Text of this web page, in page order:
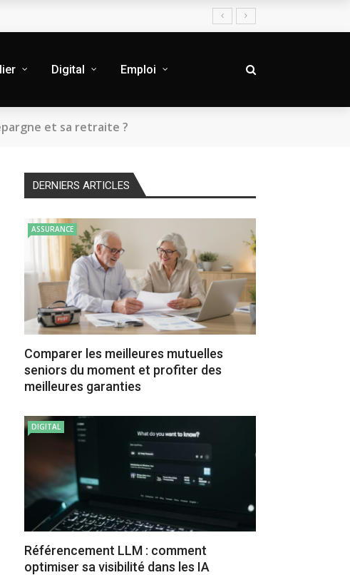
Digital Emploi
et sa retraite ?
DERNIERS ARTICLES
ASSURANCE
Comparer les meilleures mutuelles
seniors du moment et profiter des
meilleures garanties
DIGITAL
Référencement LLM : comment
optimiser sa visibilité dans les IA